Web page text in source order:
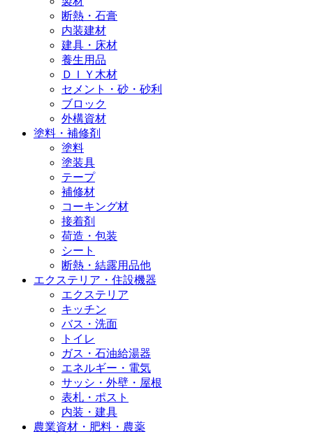
断熱・石膏
内装建材
建具・床材
養生用品
ＤＩＹ木材
セメント・砂・砂利
ブロック
外構資材
塗料・補修剤
塗料
塗装具
テープ
補修材
コーキング材
接着剤
荷造・包装
シート
断熱・結露用品他
エクステリア・住設機器
エクステリア
キッチン
バス・洗面
トイレ
ガス・石油給湯器
エネルギー・電気
サッシ・外壁・屋根
表札・ポスト
内装・建具
農業資材・肥料・農薬